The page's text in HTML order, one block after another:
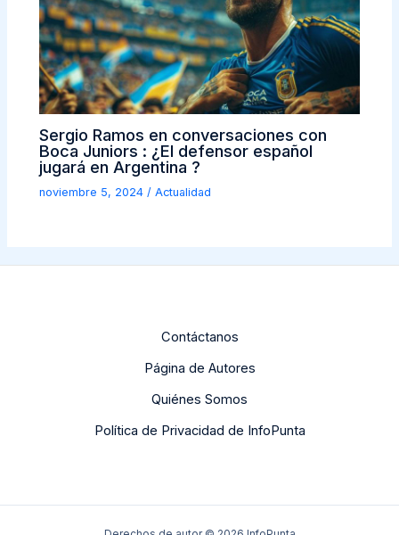
Sergio Ramos en conversaciones con
Boca Juniors : ¿El defensor español
jugará en Argentina ?
noviembre 5, 2024 /Actualidad
Contáctanos
Página de Autores
Quiénes Somos
Política de Privacidad de InfoPunta